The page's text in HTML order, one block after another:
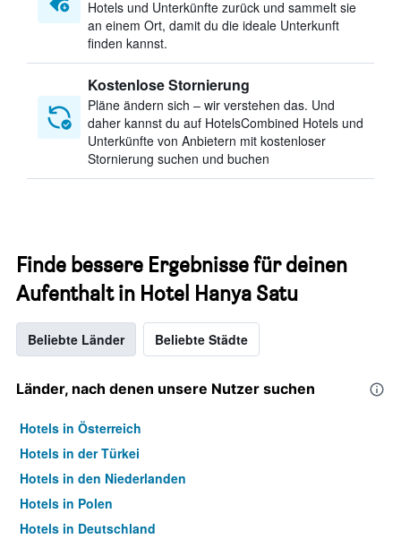
Hotels und Unterkünfte zurück und sammelt sie
an einem Ort, damit du die ideale Unterkunft
finden kannst.
Kostenlose Stornierung
Pläne ändern sich – wir verstehen das. Und
daher kannst du auf HotelsCombined Hotels und
Unterkünfte von Anbietern mit kostenloser
Stornierung suchen und buchen
Finde bessere Ergebnisse für deinen
Aufenthalt in Hotel Hanya Satu
Beliebte Länder Beliebte Städte
Länder, nach denen unsere Nutzer suchen
Hotels in Österreich
Hotels in der Türkei
Hotels in den Niederlanden
Hotels in Polen
Hotels in Deutschland